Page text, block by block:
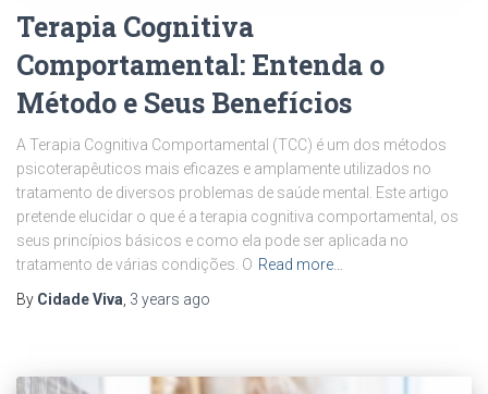
Terapia Cognitiva
Comportamental: Entenda o
Método e Seus Benefícios
A Terapia Cognitiva Comportamental (TCC) é um dos métodos
psicoterapêuticos mais eficazes e amplamente utilizados no
tratamento de diversos problemas de saúde mental. Este artigo
pretende elucidar o que é a terapia cognitiva comportamental, os
seus princípios básicos e como ela pode ser aplicada no
tratamento de várias condições. O Read more…
By Cidade Viva 3 years ago